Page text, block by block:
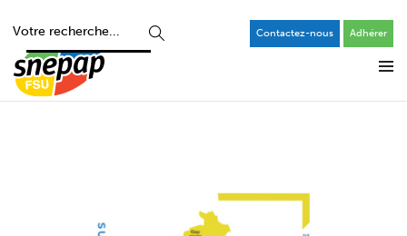
Contactez-nous Adhérer